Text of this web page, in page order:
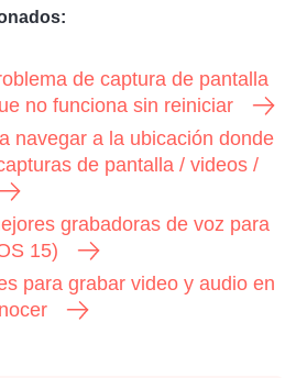
de captura de pantalla
no funciona sin reiniciar
navegar a la ubicación donde
de pantalla / videos /
grabadoras de voz para
15)
para grabar video y audio en